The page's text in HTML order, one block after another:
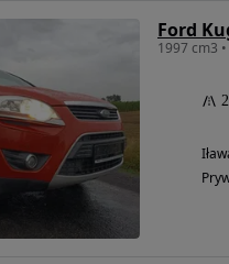
Ford